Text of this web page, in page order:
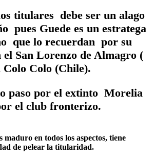
titulares debe ser un alago
pues Guede es un estratega
que lo recuerdan por su
el San Lorenzo de Almagro (
Colo (Chile).
paso por el extinto Morelia
el club fronterizo.
en todos los aspectos, tiene
de pelear la titularidad.